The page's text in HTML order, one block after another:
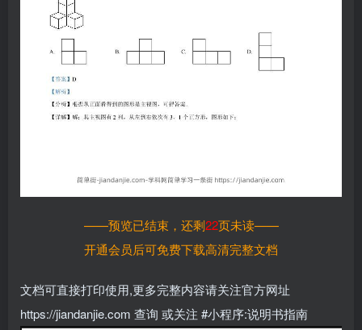
——预览已结束，还剩22页未读——
开通会员后可免费下载高清完整文档
文档可直接打印使用,更多完整内容请关注官方网址
https://jiandanjie.com 查询 或关注 #小程序:说明书指南